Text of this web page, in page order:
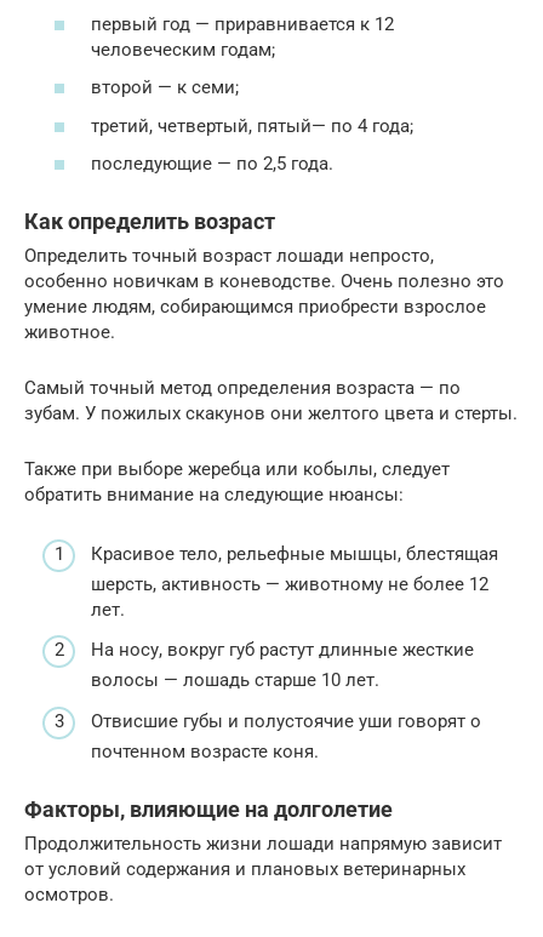
первый год — приравнивается к 12
человеческим годам;
второй — к семи;
третий, четвертый, пятый— по 4 года;
последующие — по 2,5 года.
Как определить возраст
Определить точный возраст лошади непросто,
особенно новичкам в коневодстве. Очень полезно это
умение людям, собирающимся приобрести взрослое
животное.
Самый точный метод определения возраста — по
зубам. У пожилых скакунов они желтого цвета и стерты.
Также при выборе жеребца или кобылы, следует
обратить внимание на следующие нюансы:
Красивое тело, рельефные мышцы, блестящая
шерсть, активность — животному не более 12
лет.
На носу, вокруг губ растут длинные жесткие
волосы — лошадь старше 10 лет.
Отвисшие губы и полустоячие уши говорят о
почтенном возрасте коня.
Факторы, влияющие на долголетие
Продолжительность жизни лошади напрямую зависит
от условий содержания и плановых ветеринарных
осмотров.